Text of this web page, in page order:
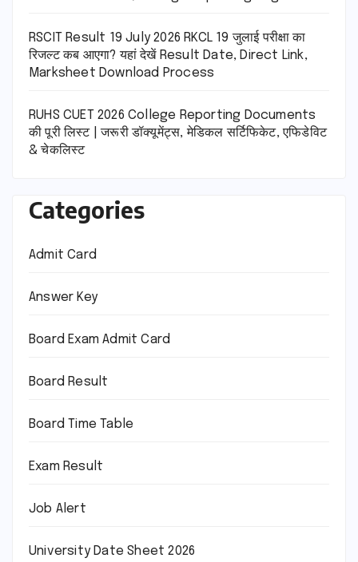
RSCIT Result 19 July 2026 RKCL 19 जुलाई परीक्षा का
रिजल्ट कब आएगा? यहां देखें Result Date, Direct Link,
Marksheet Download Process
RUHS CUET 2026 College Reporting Documents
की पूरी लिस्ट | जरूरी डॉक्यूमेंट्स, मेडिकल सर्टिफिकेट, एफिडेविट
& चेकलिस्ट
Categories
Admit Card
Answer Key
Board Exam Admit Card
Board Result
Board Time Table
Exam Result
Job Alert
University Date Sheet 2026